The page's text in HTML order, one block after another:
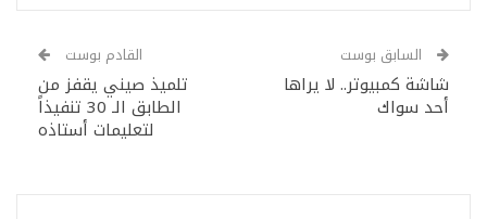
السابق بوست
شاشة كمبيوتر.. لا يراها
أحد سواك
القادم بوست
تلميذ صيني يقفز من
الطابق الـ 30 تنفيذاً
لتعليمات أستاذه